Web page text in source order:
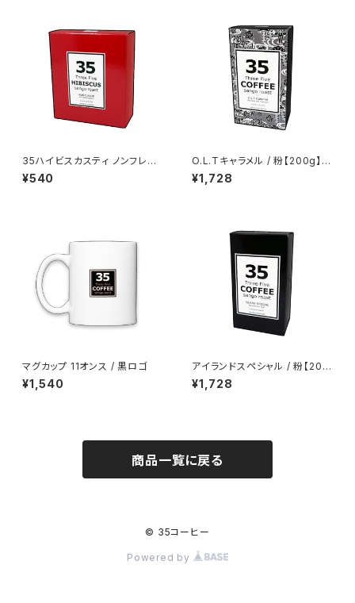
35ハイビスカスティ ノンフレー
バー / テトラバッグ【5包】 オリジ
ナルパッケージ
¥540
O.L.Tキャラメル / 粉【200g】
沖縄パッケージ
¥1,728
マグカップ 11オンス / 黒ロゴ
¥1,540
アイランドスペシャル / 粉【200
g】 オリジナルパッケージ
¥1,728
商品一覧に戻る
© 35コーヒー
Powered by